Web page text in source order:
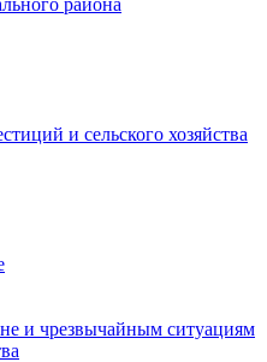
района
и сельского хозяйства
и чрезвычайным ситуациям